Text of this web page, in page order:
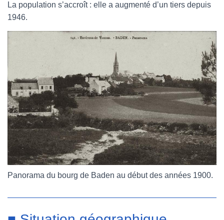
La population s’accroît : elle a augmenté d’un tiers depuis
1946.
Panorama du bourg de Baden au début des années 1900.